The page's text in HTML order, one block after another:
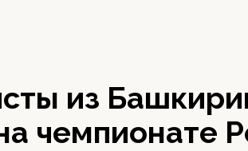
из
чемпионате